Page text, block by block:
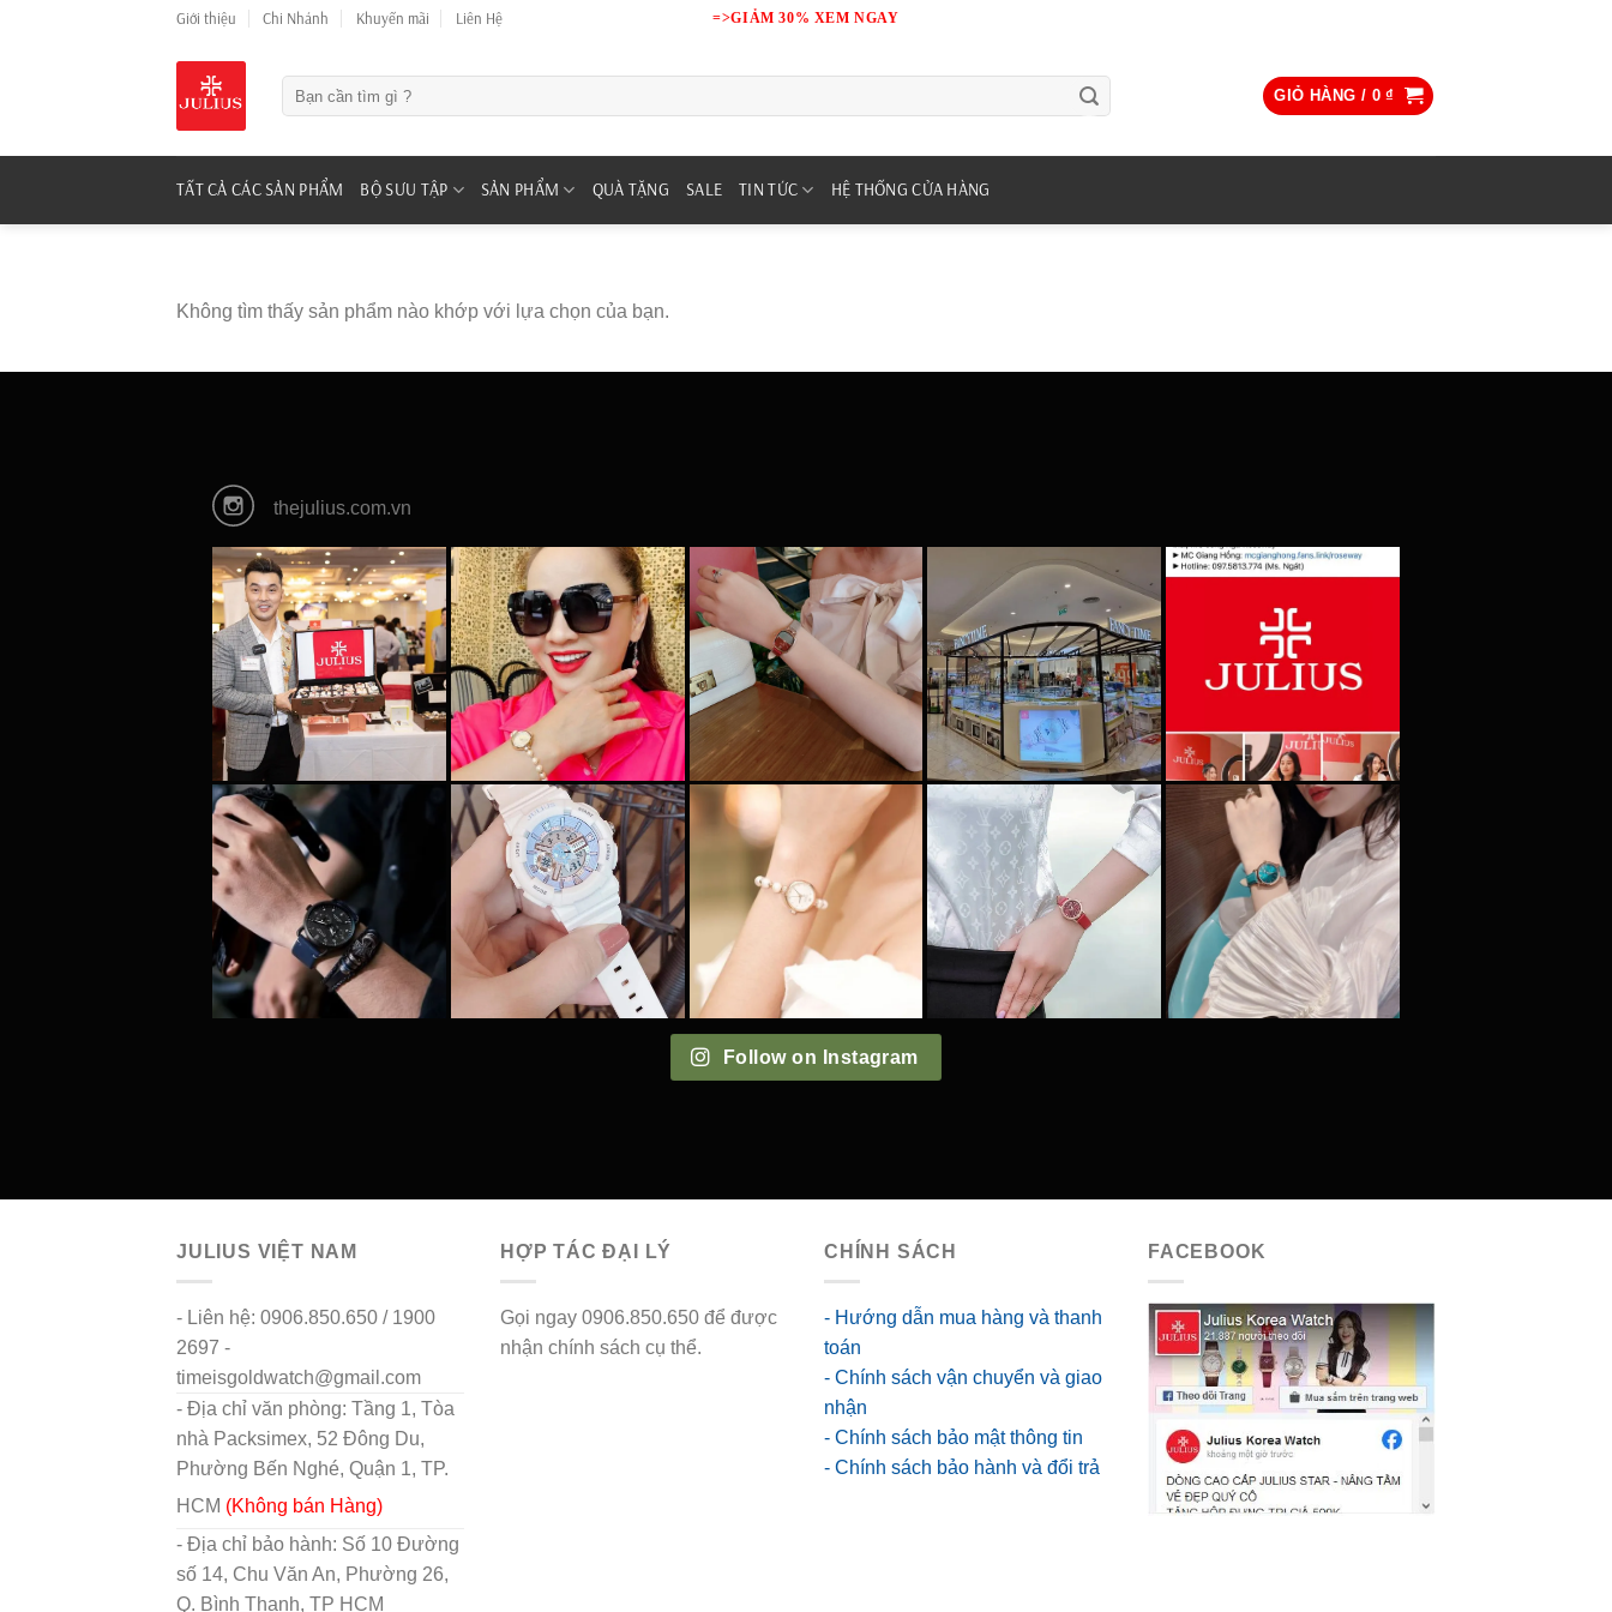
Giới thiệu Chi Nhánh Khuyến mãi Liên Hệ =>GIẢM 30% XEM NGAY
kiếm:
GIỎ HÀNG / 0₫
TẤT CẢ CÁC SẢN PHẨM BỘ SƯU TẬP SẢN PHẨM QUÀ TẶNG SALE TIN TỨC HỆ THỐNG CỬA HÀNG
Không tìm thấy sản phẩm nào khớp với lựa chọn của bạn.
thejulius.com.vn
Follow on Instagram
JULIUS VIỆT NAM
- Liên hệ: 0906.850.650 / 1900
2697 -
timeisgoldwatch@gmail.com
- Địa chỉ văn phòng: Tầng 1, Tòa
nhà Packsimex, 52 Đông Du,
Phường Bến Nghé, Quận 1, TP.
HCM (Không bán Hàng)
- Địa chỉ bảo hành: Số 10 Đường
số 14, Chu Văn An, Phường 26,
Q. Bình Thạnh, TP HCM
HỢP TÁC ĐẠI LÝ
Gọi ngay 0906.850.650 để được
nhận chính sách cụ thể.
CHÍNH SÁCH
- Hướng dẫn mua hàng và thanh
toán
- Chính sách vận chuyển và giao
nhận
- Chính sách bảo mật thông tin
- Chính sách bảo hành và đổi trả
FACEBOOK